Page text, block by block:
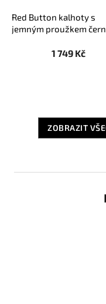
Red Button kalhoty s
jemným proužkem
1 749 Kč
ZOBRAZIT